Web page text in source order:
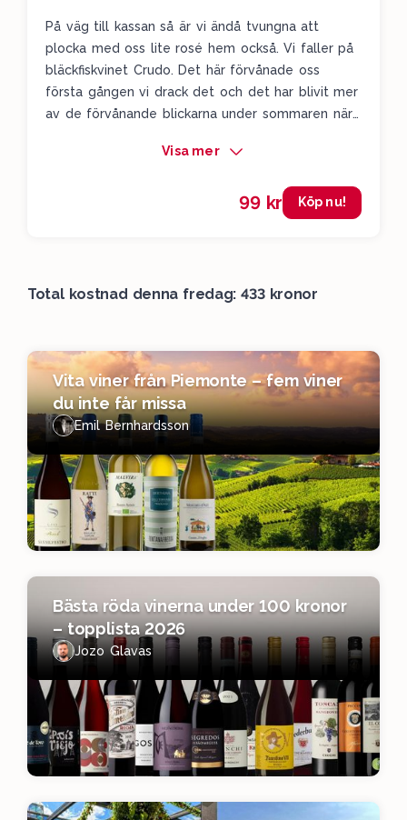
På väg till kassan så är vi ändå tvungna att
plocka med oss lite rosé hem också. Vi faller på
bläckfiskvinet Crudo. Det här förvånade oss
första gången vi drack det och det har blivit mer
av de förvånande blickarna under sommaren när
massvis av vita persikor, vattenmelon och färska
plats i korgen. Nu är vi nöjda, glada och
mysfaktorn är på topp med dessa tre viner.
Visa mer
99 kr Köp nu!
Total kostnad denna fredag: 433 kronor
Vita viner från Piemonte – fem viner
du inte får missa
Emil Bernhardsson
Bästa röda vinerna under 100 kronor
– topplista 2026
Jozo Glavas